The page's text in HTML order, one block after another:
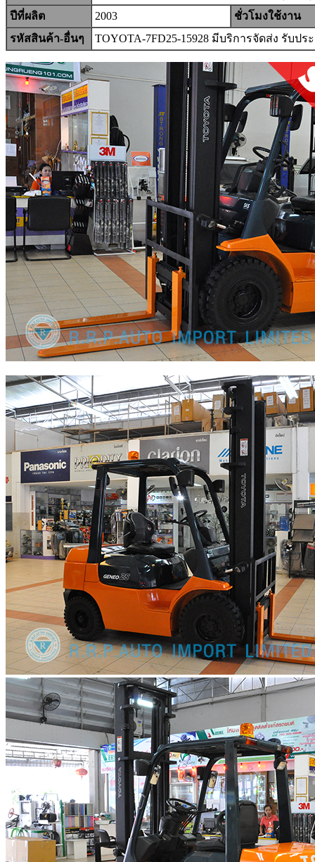
ปีที่ผลิต
2003
ชั่วโมงใช้งาน
รหัสสินค้า-อื่นๆ
TOYOTA-7FD25-15928 มีบริการจัดส่ง รับป